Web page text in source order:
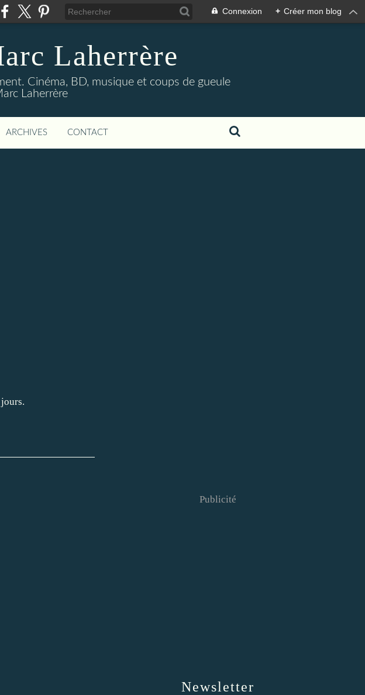
Connexion + Créer mon blog
Laherrère
Cinéma, BD, musique et coups de gueule
Laherrère
ARCHIVES CONTACT
Newsletter
Publicité